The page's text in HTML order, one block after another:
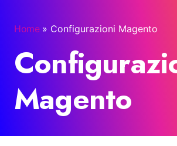
Home» Configurazioni Magento
Magento